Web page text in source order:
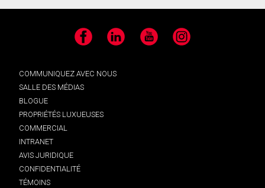
Facebook LinkedIn YouTube Instagram
COMMUNIQUEZ AVEC NOUS
SALLE DES MÉDIAS
BLOGUE
PROPRIÉTÉS LUXUEUSES
COMMERCIAL
INTRANET
AVIS JURIDIQUE
CONFIDENTIALITÉ
TÉMOINS